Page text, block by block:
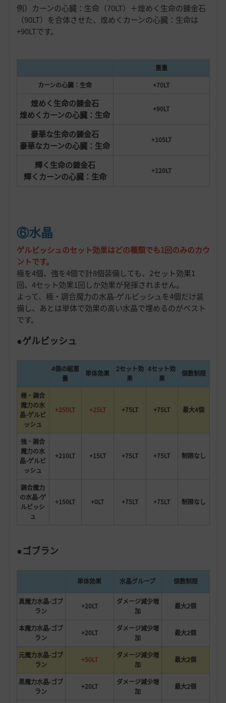
例）カーンの心臓：生命（70LT）＋煌めく生命の錬金石
（90LT）を合体させた、煌めくカーンの心臓：生命は
+90LTです。
重量
カーンの心臓：生命
+70LT
煌めく生命の錬金石
煌めくカーンの心臓：生命
+90LT
豪華な生命の錬金石
豪華なカーンの心臓：生命
+105LT
輝く生命の錬金石
輝くカーンの心臓：生命
+120LT
⑥水晶
ゲルビッシュのセット効果はどの種類でも1回のみのカウ
ントです。
極を4個、強を4個で計8個装備しても、2セット効果1
回、4セット効果1回しか効果が発揮されません。
よって、極・調合魔力の水晶-ゲルビッシュを4個だけ装
備し、あとは単体で効果の高い水晶で埋めるのがベスト
です。
●ゲルビッシュ
4個の総重
量
単体効果
2セット効
果
4セット効
果
個数制限
極・調合
魔力の水
晶-ゲルビ
ッシュ
+250LT +25LT +75LT +75LT 最大4個
強・調合
魔力の水
晶-ゲルビ
ッシュ
+210LT +15LT +75LT +75LT 制限なし
調合魔力
の水晶-ゲ
ルビッシ
ュ
+150LT +0LT +75LT +75LT 制限なし
●ゴブラン
単体効果 水晶グループ 個数制限
真魔力水晶-ゴブ
ラン
+20LT
ダメージ減少増
加
最大2個
本魔力水晶-ゴブ
ラン
+20LT
ダメージ減少増
加
最大2個
元魔力水晶-ゴブ
ラン
+50LT
ダメージ減少増
加
最大2個
黒魔力水晶-ゴブ
ラン
+20LT
ダメージ減少増
加
最大2個